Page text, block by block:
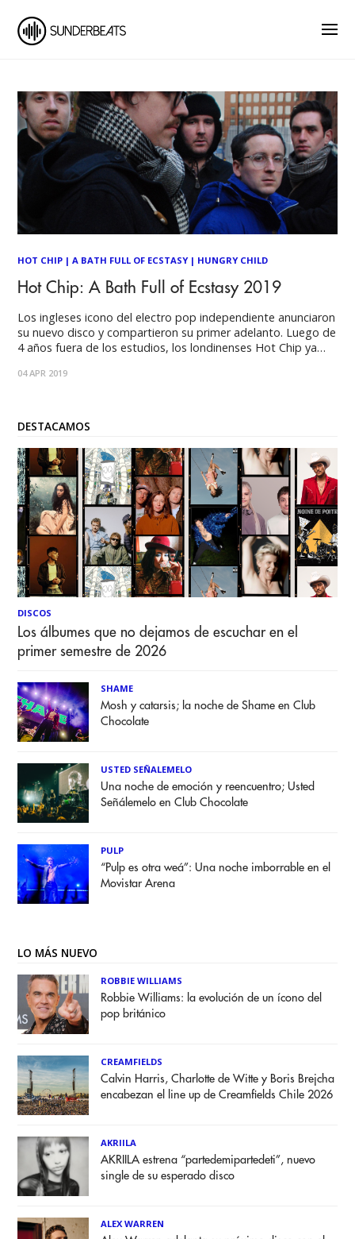
HOT CHIP |A BATH FULL OF ECSTASY| HUNGRY CHILD
Hot Chip: A Bath Full of Ecstasy 2019
Los ingleses icono del electro pop independiente anunciaron
su nuevo disco y compartieron su primer adelanto. Luego de
4 años fuera de los estudios, los londinenses Hot Chip ya
estudio y un gran reconocimiento mundial por su estilo
04 APR 2019
DESTACAMOS
DISCOS
Los álbumes que no dejamos de escuchar en el
primer semestre de 2026
SHAME
Mosh y catarsis; la noche de Shame en Club
Chocolate
USTED SEÑALEMELO
Una noche de emoción y reencuentro; Usted
Señálemelo en Club Chocolate
PULP
“Pulp es otra weá”: Una noche imborrable en el
Movistar Arena
LO MÁS NUEVO
ROBBIE WILLIAMS
Robbie Williams: la evolución de un ícono del
pop británico
CREAMFIELDS
Calvin Harris, Charlotte de Witte y Boris Brejcha
encabezan el line up de Creamfields Chile 2026
AKRIILA
AKRIILA estrena “partedemipartedeti”, nuevo
single de su esperado disco
ALEX WARREN